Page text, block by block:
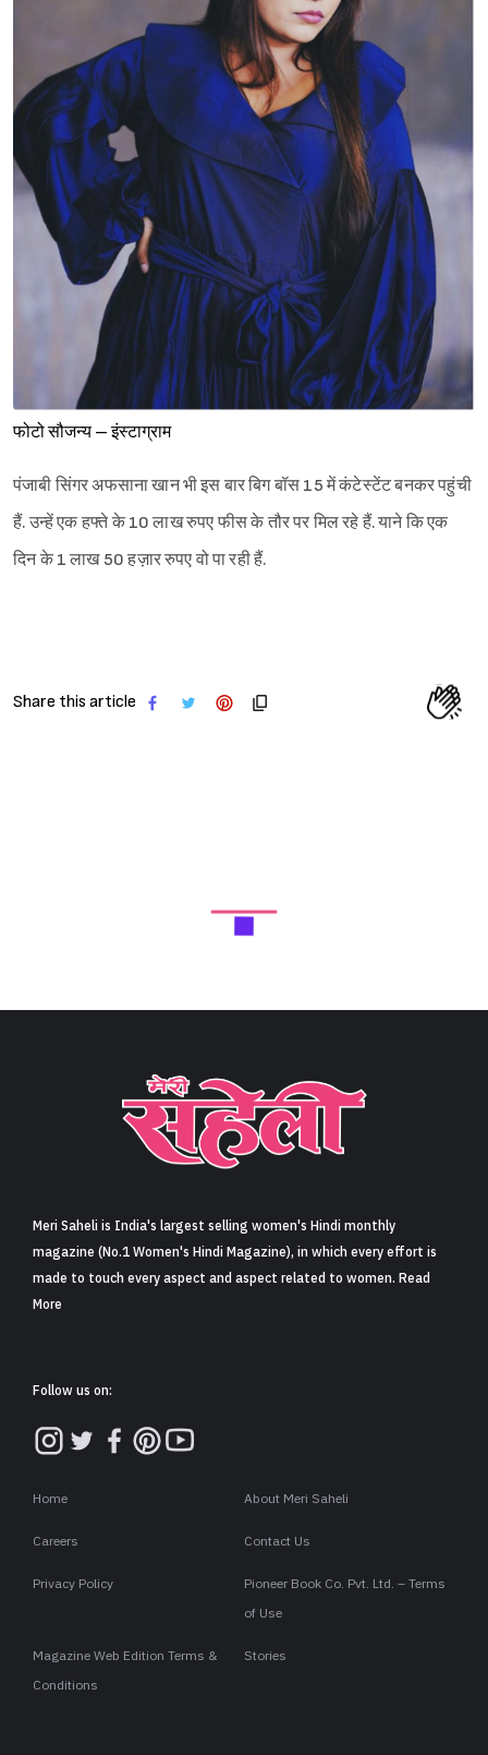
फोटो सौजन्य – इंस्टाग्राम
पंजाबी सिंगर अफसाना खान भी इस बार बिग बॉस 15 में कंटेस्टेंट बनकर पहुंची
हैं. उन्हें एक हफ्ते के 10 लाख रुपए फीस के तौर पर मिल रहे हैं. याने कि एक
दिन के 1 लाख 50 हज़ार रुपए वो पा रही हैं.
Share this article
Next Article
बप्पा के दर्शन करने सिद्धि विनायक मंदिर पहुंची प्रियंका चोपड़ा,
एथनिक आउटफिट पहने हुए एक्ट्रेस ने किया हाथ हिलाकर फैंस
का अभिवादन (Priyanka Chopra visits Siddhivinayak
suit)
Share 5 min read Claps
समय निकाल कर मुंबई के आइकॉनिक सिद्धि विनायक मंदिर में बप्पा के दर्शन